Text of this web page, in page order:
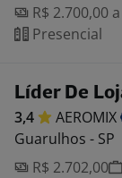
R$ 2.700,00
Presencial
Líder De
3,4
AEROMIX
Guarulhos - SP
R$ 2.702,00